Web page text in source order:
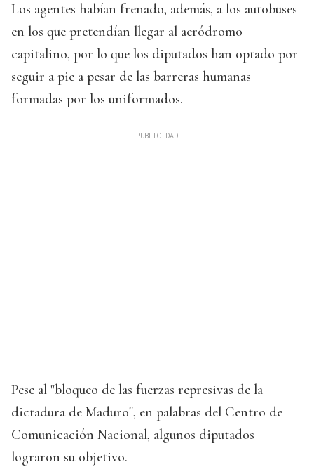
Los agentes habían frenado, además, a los autobuses
en los que pretendían llegar al aeródromo
capitalino, por lo que los diputados han optado por
seguir a pie a pesar de las barreras humanas
formadas por los uniformados.
Pese al "bloqueo de las fuerzas represivas de la
dictadura de Maduro", en palabras del Centro de
Comunicación Nacional, algunos diputados
lograron su objetivo.